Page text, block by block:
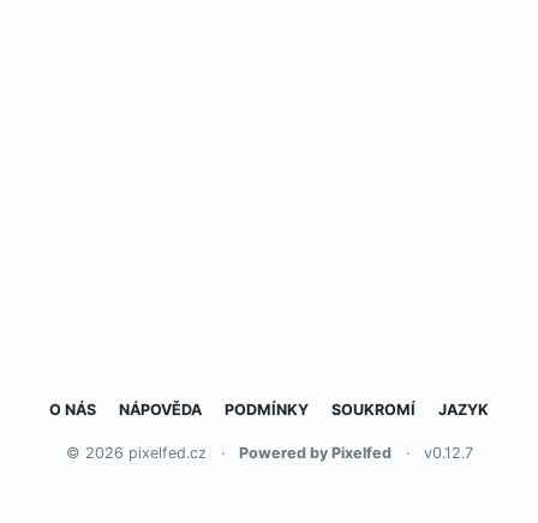
O NÁS NÁPOVĚDA PODMÍNKY SOUKROMÍ JAZYK
© 2026 pixelfed.cz · Powered by Pixelfed · v0.12.7